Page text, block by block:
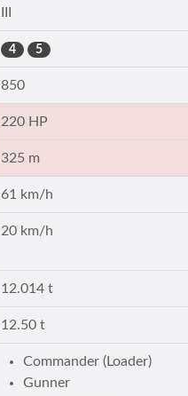
4 5
850
220 HP
325 m
61 km/h
20 km/h
12.014 t
12.50 t
Commander (Loader)
Gunner